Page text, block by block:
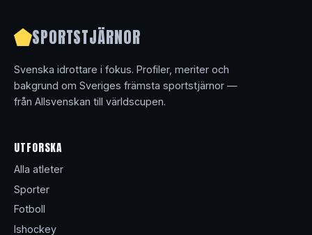
SPORTSTJÄRNOR
Svenska idrottare i fokus. Profiler, meriter och
bakgrund om Sveriges främsta sportstjärnor —
från Allsvenskan till världscupen.
UTFORSKA
Alla atleter
Sporter
Fotboll
Ishockey